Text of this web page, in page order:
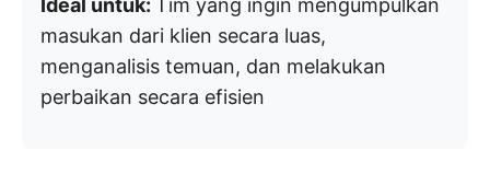
Ideal untuk:
Tim yang ingin mengumpulkan
masukan dari klien secara luas,
menganalisis temuan, dan melakukan
perbaikan secara efisien